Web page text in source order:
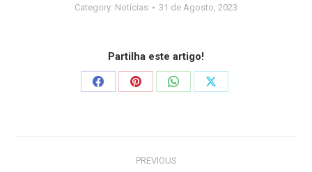
Category: Notícias 31 de Agosto, 2023
Partilha este artigo!
PREVIOUS